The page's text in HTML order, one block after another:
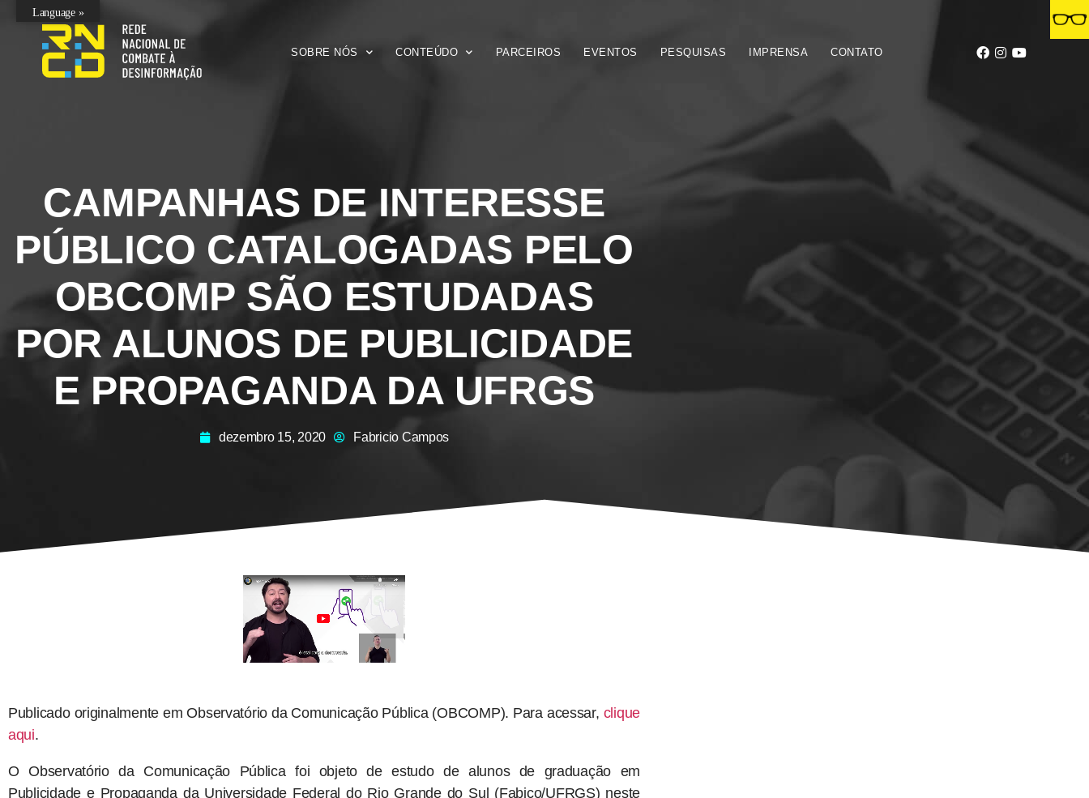
SOBRE NÓS CONTEÚDO PARCEIROS EVENTOS PESQUISAS IMPRENSA CONTATO
CAMPANHAS DE INTERESSE
PÚBLICO CATALOGADAS PELO
OBCOMP SÃO ESTUDADAS
POR ALUNOS DE PUBLICIDADE
E PROPAGANDA DA UFRGS
dezembro 15, 2020 Fabricio Campos
Publicado originalmente em Observatório da Comunicação Pública (OBCOMP). Para acessar, clique
aqui.
O Observatório da Comunicação Pública foi objeto de estudo de alunos de graduação em
Publicidade e Propaganda da Universidade Federal do Rio Grande do Sul (Fabico/UFRGS) neste
Language »